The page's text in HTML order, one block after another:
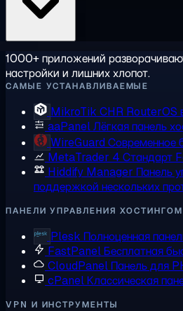
1000+ приложений
настройки и лишних хлопот.
САМЫЕ УСТАНАВЛИВАЕМЫЕ
MikroTik CHR RouterOS
aaPanelЛёгкая панель
WireGuard Современное
MetaTrader 4 Стандарт
Hiddify Manager Панель
поддержкой нескольких
ПАНЕЛИ УПРАВЛЕНИЯ ХОСТИНГОМ
Plesk Полноценная
FastPanelБесплатная
CloudPanel Панель для
cPanelКлассическая
VPN И ИНСТРУМЕНТЫ